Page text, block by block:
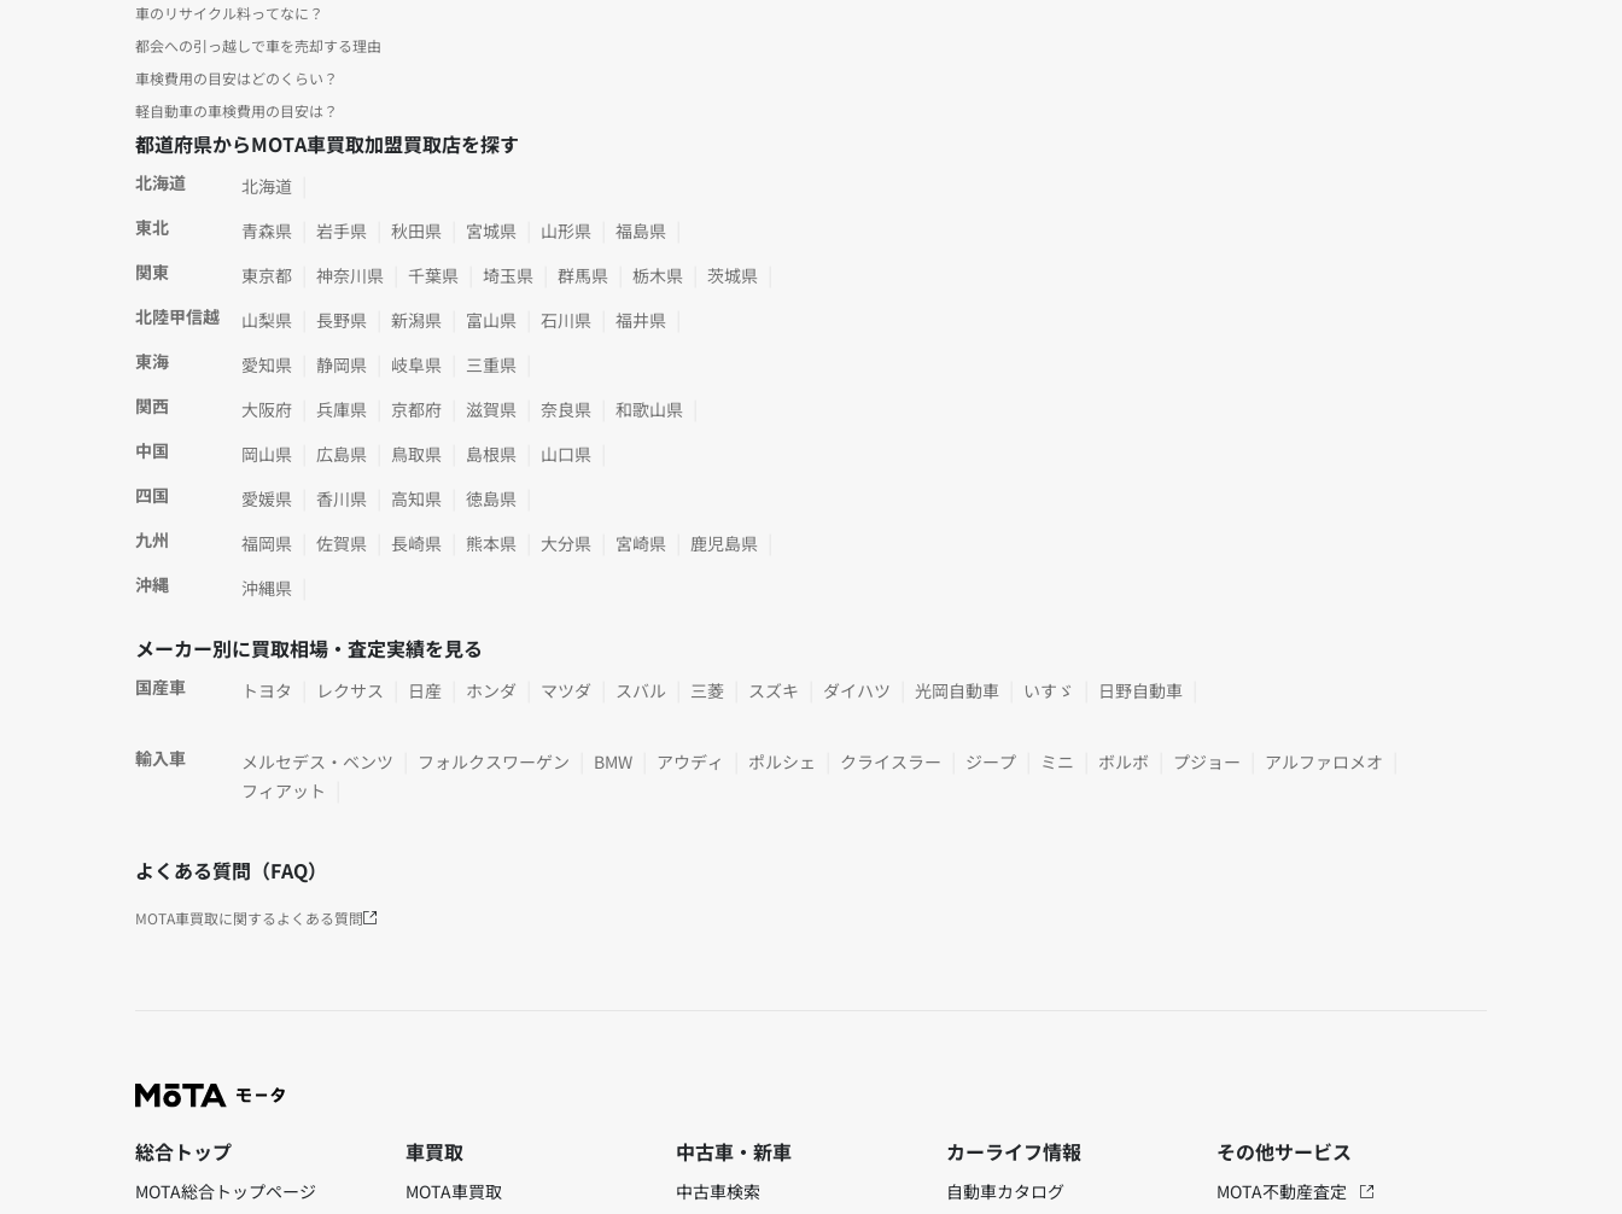
車のリサイクル料ってなに？
都会への引っ越しで車を売却する理由
車検費用の目安はどのくらい？
軽自動車の車検費用の目安は？
都道府県からMOTA車買取加盟買取店を探す
北海道
北海道
東北
青森県 岩手県 秋田県 宮城県 山形県
福島県
関東
東京都 神奈川県 千葉県 埼玉県 群馬県 栃木県
茨城県
北陸甲信越
山梨県 長野県 新潟県 富山県 石川県
福井県
東海
愛知県 静岡県 岐阜県
三重県
関西
大阪府 兵庫県 京都府 滋賀県 奈良県
和歌山県
中国
岡山県 広島県 鳥取県 島根県
山口県
四国
愛媛県 香川県 高知県
徳島県
九州
福岡県 佐賀県 長崎県 熊本県 大分県 宮崎県
鹿児島県
沖縄
沖縄県
メーカー別に買取相場・査定実績を見る
国産車 トヨタ レクサス 日産 ホンダ マツダ スバル 三菱 スズキ ダイハツ 光岡自動車 いすゞ 日野自動車
輸入車 メルセデス・ベンツ フォルクスワーゲン BMW アウディ ポルシェ クライスラー ジープ ミニ ボルボ プジョー
アルファロメオ
フィアット
よくある質問（FAQ）
MOTA車買取に関するよくある質問
総合トップ
MOTA総合トップページ
車買取
MOTA車買取
中古車・新車
中古車検索
カーライフ情報
自動車カタログ
その他サービス
MOTA不動産査定